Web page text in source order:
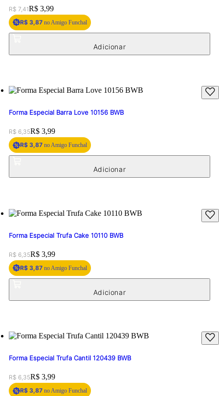
Original price:
R$ 7,41Price:
R$ 3,99
R$ 3,87 no Amigo Funchal
Forma Especial Barra Love 10156 BWB
Original price:
R$ 6,35Price:
R$ 3,99
R$ 3,87 no Amigo Funchal
Forma Especial Trufa Cake 10110 BWB
Original price:
R$ 6,35Price:
R$ 3,99
R$ 3,87 no Amigo Funchal
Forma Especial Trufa Cantil 120439 BWB
Original price:
R$ 6,35Price:
R$ 3,99
R$ 3,87 no Amigo Funchal